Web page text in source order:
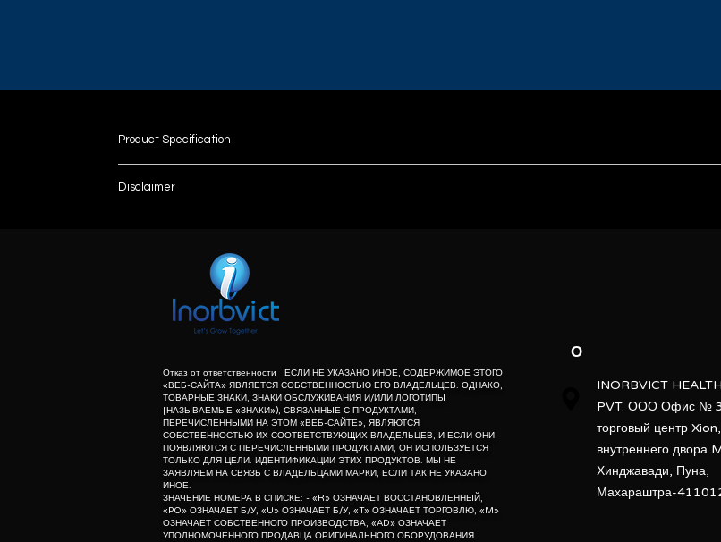
Product Specification
Usage/Application
Gel Compatibility
Running Dimension Horizontal
Usage/Application Laboratory Use
Brand
For Use With
Disclaimer
herein associated with the products listed on this” website” are the property of their respective owners
purpose of identification of those products. we do not claim as association with the mark owners, unless
meaning of list number: - “r” means refurbished, “po” means preowned, “u” means used, “t” means
dealer of original equipment manufacturer.
Отказ от ответственности ЕСЛИ НЕ УКАЗАНО ИНОЕ, СОДЕРЖИМОЕ ЭТОГО
«ВЕБ-САЙТА» ЯВЛЯЕТСЯ СОБСТВЕННОСТЬЮ ЕГО ВЛАДЕЛЬЦЕВ. ОДНАКО,
ТОВАРНЫЕ ЗНАКИ, ЗНАКИ ОБСЛУЖИВАНИЯ И/ИЛИ ЛОГОТИПЫ
[НАЗЫВАЕМЫЕ «ЗНАКИ»), СВЯЗАННЫЕ С ПРОДУКТАМИ,
ПЕРЕЧИСЛЕННЫМИ НА ЭТОМ «ВЕБ-САЙТЕ», ЯВЛЯЮТСЯ
СОБСТВЕННОСТЬЮ ИХ СООТВЕТСТВУЮЩИХ ВЛАДЕЛЬЦЕВ, И ЕСЛИ ОНИ
ПОЯВЛЯЮТСЯ С ПЕРЕЧИСЛЕННЫМИ ПРОДУКТАМИ, ОН ИСПОЛЬЗУЕТСЯ
ТОЛЬКО ДЛЯ ЦЕЛИ. ИДЕНТИФИКАЦИИ ЭТИХ ПРОДУКТОВ. МЫ НЕ
ЗАЯВЛЯЕМ НА СВЯЗЬ С ВЛАДЕЛЬЦАМИ МАРКИ, ЕСЛИ ТАК НЕ УКАЗАНО
ИНОЕ.
ЗНАЧЕНИЕ НОМЕРА В СПИСКЕ: - «R» ОЗНАЧАЕТ ВОССТАНОВЛЕННЫЙ,
«PO» ОЗНАЧАЕТ Б/У, «U» ОЗНАЧАЕТ Б/У, «T» ОЗНАЧАЕТ ТОРГОВЛЮ, «M»
ОЗНАЧАЕТ СОБСТВЕННОГО ПРОИЗВОДСТВА, «AD» ОЗНАЧАЕТ
УПОЛНОМОЧЕННОГО ПРОДАВЦА ОРИГИНАЛЬНОГО ОБОРУДОВАНИЯ
О
INORBVICT
PVT. ООО Офис №
торговый центр
внутреннего двора
Хинджавади, Пуна,
Махараштра-